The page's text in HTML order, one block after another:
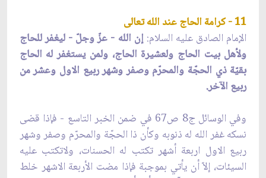
11 - كرامة الحاج عند الله تعالى
الإمام الصادق عليه السلام:إن الله - عزّ وجلّ - ليغفر للحاج
ولأهل بيت الحاج ولعشيرة الحاج، ولمن يستغفر له الحاج
بقيّة ذي الحجّة والمحرّم وصفر وشهر ربيع الاول وعشر من
ربيع الآخر.
وفي الوسائل ج8 ص67 في ضمن الخبر التاسع - فإذا قضى
نسكه غفر الله له ذنوبه وكأن ذا الحجّة والمحرّم وصفر وشهر
ربيع الاول اربعة أشهر تكتب له الحسنات، ولاتكتب عليه
السيئات، إلاّ أن يأتي بموجبة فإذا مضت الأربعة الاشهر خلط